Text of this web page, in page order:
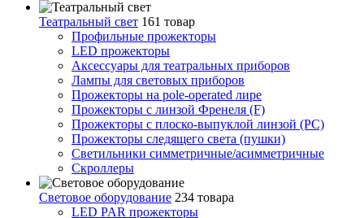
Театральный свет 161 товар
Профильные прожекторы
LED прожекторы
Аксессуары для театральных приборов
Лампы для световых приборов
Прожекторы на pole-operated лире
Прожекторы с линзой Френеля (F)
Прожекторы с плоско-выпуклой линзой (PC)
Прожекторы следящего света (пушки)
Светильники симметричные/асимметричные
Скроллеры
Световое оборудование 234 товара
LED PAR прожекторы